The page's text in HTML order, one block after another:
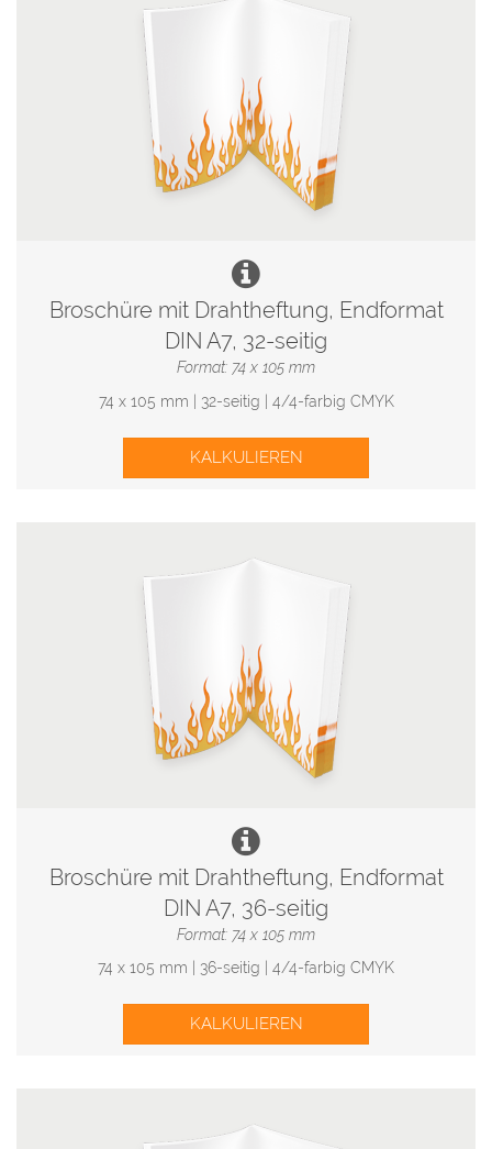
Broschüre mit Drahtheftung, Endformat
DIN A7, 32-seitig
Format: 74 x 105 mm
74 x 105 mm | 32-seitig | 4/4-farbig CMYK
KALKULIEREN
Broschüre mit Drahtheftung, Endformat
DIN A7, 36-seitig
Format: 74 x 105 mm
74 x 105 mm | 36-seitig | 4/4-farbig CMYK
KALKULIEREN